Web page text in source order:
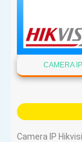
CAMERA
Camera IP